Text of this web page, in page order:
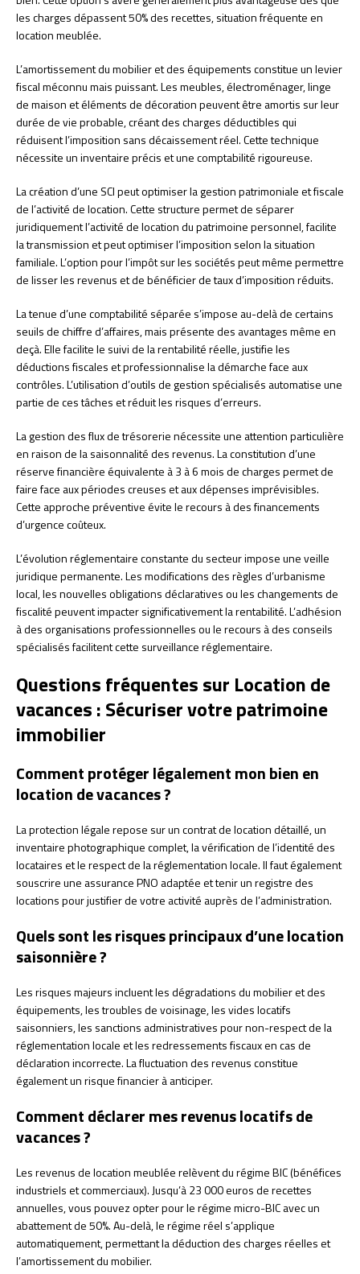
les charges dépassent 50% des recettes, situation fréquente en
location meublée.
L’amortissement du mobilier et des équipements constitue un levier
fiscal méconnu mais puissant. Les meubles, électroménager, linge
de maison et éléments de décoration peuvent être amortis sur leur
durée de vie probable, créant des charges déductibles qui
réduisent l’imposition sans décaissement réel. Cette technique
nécessite un inventaire précis et une comptabilité rigoureuse.
La création d’une SCI peut optimiser la gestion patrimoniale et fiscale
de l’activité de location. Cette structure permet de séparer
juridiquement l’activité de location du patrimoine personnel, facilite
la transmission et peut optimiser l’imposition selon la situation
familiale. L’option pour l’impôt sur les sociétés peut même permettre
de lisser les revenus et de bénéficier de taux d’imposition réduits.
La tenue d’une comptabilité séparée s’impose au-delà de certains
seuils de chiffre d’affaires, mais présente des avantages même en
deçà. Elle facilite le suivi de la rentabilité réelle, justifie les
déductions fiscales et professionnalise la démarche face aux
contrôles. L’utilisation d’outils de gestion spécialisés automatise une
partie de ces tâches et réduit les risques d’erreurs.
La gestion des flux de trésorerie nécessite une attention particulière
en raison de la saisonnalité des revenus. La constitution d’une
réserve financière équivalente à 3 à 6 mois de charges permet de
faire face aux périodes creuses et aux dépenses imprévisibles.
Cette approche préventive évite le recours à des financements
d’urgence coûteux.
L’évolution réglementaire constante du secteur impose une veille
juridique permanente. Les modifications des règles d’urbanisme
local, les nouvelles obligations déclaratives ou les changements de
fiscalité peuvent impacter significativement la rentabilité. L’adhésion
à des organisations professionnelles ou le recours à des conseils
spécialisés facilitent cette surveillance réglementaire.
Questions fréquentes sur Location de
vacances : Sécuriser votre patrimoine
immobilier
Comment protéger légalement mon bien en
location de vacances ?
La protection légale repose sur un contrat de location détaillé, un
inventaire photographique complet, la vérification de l’identité des
locataires et le respect de la réglementation locale. Il faut également
souscrire une assurance PNO adaptée et tenir un registre des
locations pour justifier de votre activité auprès de l’administration.
Quels sont les risques principaux d’une location
saisonnière ?
Les risques majeurs incluent les dégradations du mobilier et des
équipements, les troubles de voisinage, les vides locatifs
saisonniers, les sanctions administratives pour non-respect de la
réglementation locale et les redressements fiscaux en cas de
déclaration incorrecte. La fluctuation des revenus constitue
également un risque financier à anticiper.
Comment déclarer mes revenus locatifs de
vacances ?
Les revenus de location meublée relèvent du régime BIC (bénéfices
industriels et commerciaux). Jusqu’à 23 000 euros de recettes
annuelles, vous pouvez opter pour le régime micro-BIC avec un
abattement de 50%. Au-delà, le régime réel s’applique
automatiquement, permettant la déduction des charges réelles et
l’amortissement du mobilier.